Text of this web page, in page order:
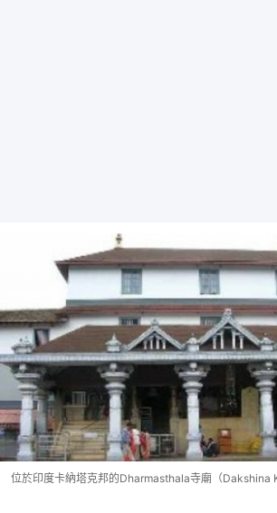
位於印度卡納塔克邦的Dharmasthala寺廟（Dakshina